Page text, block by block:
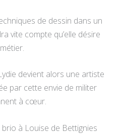
de dessin dans un
vite compte qu’elle désire
devient alors une artiste
par cette envie de militer
à cœur.
à Louise de Bettignies